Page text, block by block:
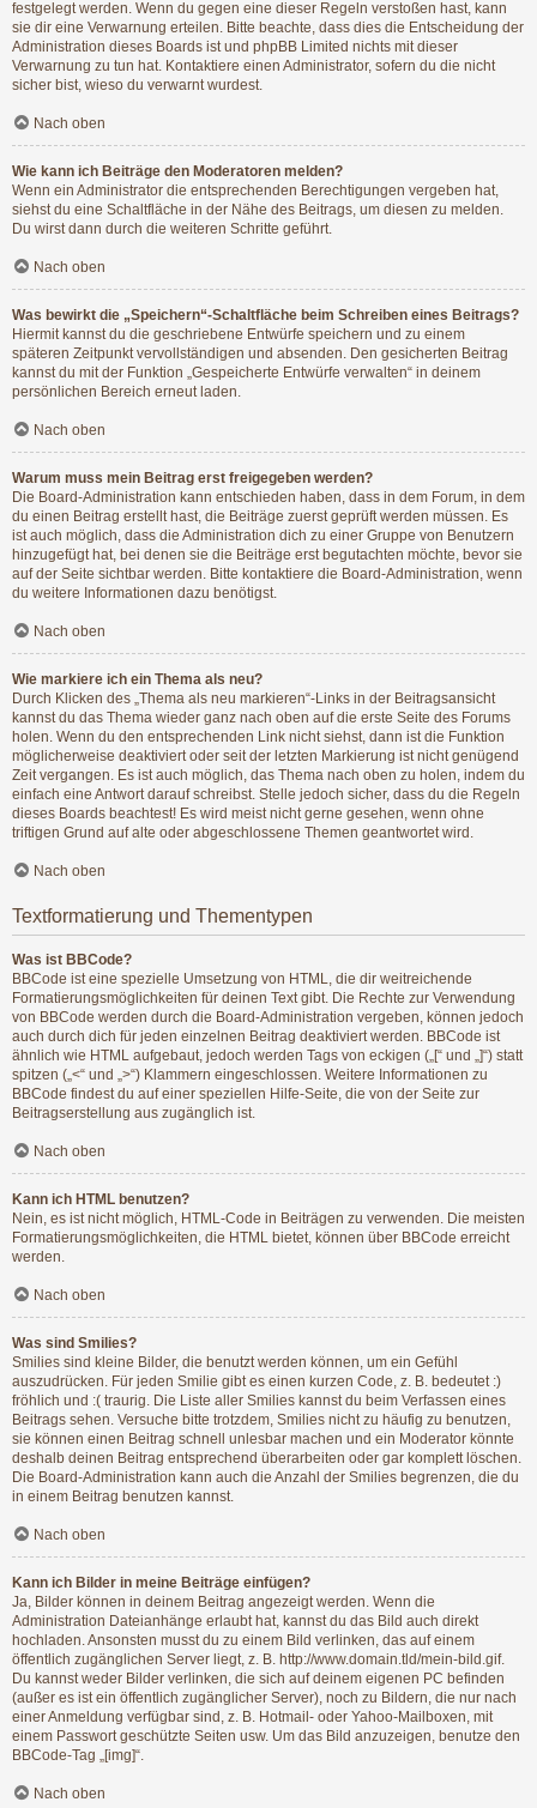
festgelegt werden. Wenn du gegen eine dieser Regeln verstoßen hast, kann
sie dir eine Verwarnung erteilen. Bitte beachte, dass dies die Entscheidung der
Administration dieses Boards ist und phpBB Limited nichts mit dieser
Verwarnung zu tun hat. Kontaktiere einen Administrator, sofern du die nicht
sicher bist, wieso du verwarnt wurdest.
Nach oben
Wie kann ich Beiträge den Moderatoren melden?
Wenn ein Administrator die entsprechenden Berechtigungen vergeben hat,
siehst du eine Schaltfläche in der Nähe des Beitrags, um diesen zu melden.
Du wirst dann durch die weiteren Schritte geführt.
Nach oben
Was bewirkt die „Speichern“-Schaltfläche beim Schreiben eines Beitrags?
Hiermit kannst du die geschriebene Entwürfe speichern und zu einem
späteren Zeitpunkt vervollständigen und absenden. Den gesicherten Beitrag
kannst du mit der Funktion „Gespeicherte Entwürfe verwalten“ in deinem
persönlichen Bereich erneut laden.
Nach oben
Warum muss mein Beitrag erst freigegeben werden?
Die Board-Administration kann entschieden haben, dass in dem Forum, in dem
du einen Beitrag erstellt hast, die Beiträge zuerst geprüft werden müssen. Es
ist auch möglich, dass die Administration dich zu einer Gruppe von Benutzern
hinzugefügt hat, bei denen sie die Beiträge erst begutachten möchte, bevor sie
auf der Seite sichtbar werden. Bitte kontaktiere die Board-Administration, wenn
du weitere Informationen dazu benötigst.
Nach oben
Wie markiere ich ein Thema als neu?
Durch Klicken des „Thema als neu markieren“-Links in der Beitragsansicht
kannst du das Thema wieder ganz nach oben auf die erste Seite des Forums
holen. Wenn du den entsprechenden Link nicht siehst, dann ist die Funktion
möglicherweise deaktiviert oder seit der letzten Markierung ist nicht genügend
Zeit vergangen. Es ist auch möglich, das Thema nach oben zu holen, indem du
einfach eine Antwort darauf schreibst. Stelle jedoch sicher, dass du die Regeln
dieses Boards beachtest! Es wird meist nicht gerne gesehen, wenn ohne
triftigen Grund auf alte oder abgeschlossene Themen geantwortet wird.
Nach oben
Textformatierung und Thementypen
Was ist BBCode?
BBCode ist eine spezielle Umsetzung von HTML, die dir weitreichende
Formatierungsmöglichkeiten für deinen Text gibt. Die Rechte zur Verwendung
von BBCode werden durch die Board-Administration vergeben, können jedoch
auch durch dich für jeden einzelnen Beitrag deaktiviert werden. BBCode ist
ähnlich wie HTML aufgebaut, jedoch werden Tags von eckigen („[“ und „]“) statt
spitzen („<“ und „>“) Klammern eingeschlossen. Weitere Informationen zu
BBCode findest du auf einer speziellen Hilfe-Seite, die von der Seite zur
Beitragserstellung aus zugänglich ist.
Nach oben
Kann ich HTML benutzen?
Nein, es ist nicht möglich, HTML-Code in Beiträgen zu verwenden. Die meisten
Formatierungsmöglichkeiten, die HTML bietet, können über BBCode erreicht
werden.
Nach oben
Was sind Smilies?
Smilies sind kleine Bilder, die benutzt werden können, um ein Gefühl
auszudrücken. Für jeden Smilie gibt es einen kurzen Code, z. B. bedeutet :)
fröhlich und :( traurig. Die Liste aller Smilies kannst du beim Verfassen eines
Beitrags sehen. Versuche bitte trotzdem, Smilies nicht zu häufig zu benutzen,
sie können einen Beitrag schnell unlesbar machen und ein Moderator könnte
deshalb deinen Beitrag entsprechend überarbeiten oder gar komplett löschen.
Die Board-Administration kann auch die Anzahl der Smilies begrenzen, die du
in einem Beitrag benutzen kannst.
Nach oben
Kann ich Bilder in meine Beiträge einfügen?
Ja, Bilder können in deinem Beitrag angezeigt werden. Wenn die
Administration Dateianhänge erlaubt hat, kannst du das Bild auch direkt
hochladen. Ansonsten musst du zu einem Bild verlinken, das auf einem
öffentlich zugänglichen Server liegt, z. B. http://www.domain.tld/mein-bild.gif.
Du kannst weder Bilder verlinken, die sich auf deinem eigenen PC befinden
(außer es ist ein öffentlich zugänglicher Server), noch zu Bildern, die nur nach
einer Anmeldung verfügbar sind, z. B. Hotmail- oder Yahoo-Mailboxen, mit
einem Passwort geschützte Seiten usw. Um das Bild anzuzeigen, benutze den
BBCode-Tag „[img]“.
Nach oben